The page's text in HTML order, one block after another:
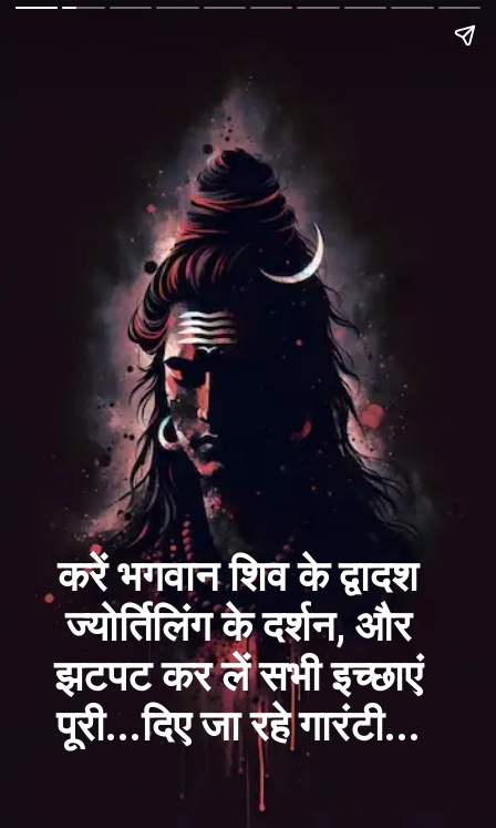
करें भगवान शिव के द्वादश
ज्योर्तिलिंग के दर्शन, और
झटपट कर लें सभी इच्छाएं
पूरी...दिए जा रहे गारंटी...